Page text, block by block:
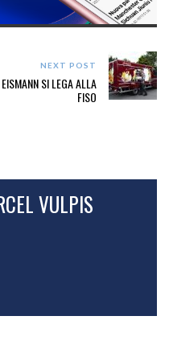
NEXT POST
EISMANN SI LEGA ALLA
FISO
VULPIS